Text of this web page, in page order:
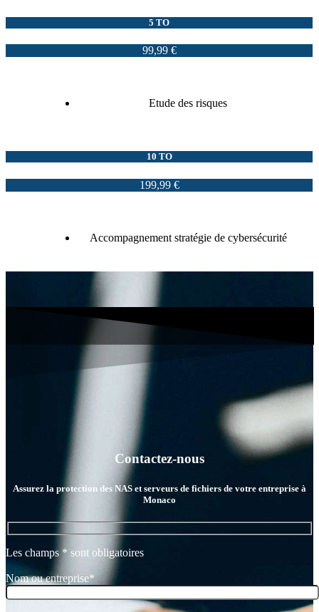
5 TO
99,99 €
Etude des risques
10 TO
199,99 €
Accompagnement stratégie de cybersécurité
Contactez-nous
Assurez la protection des NAS et serveurs de fichiers de votre entreprise à
Monaco
Les champs * sont obligatoires
Nom ou entreprise*